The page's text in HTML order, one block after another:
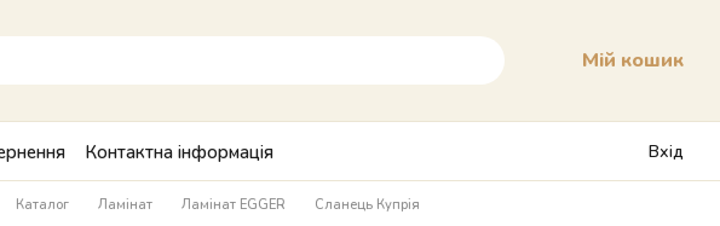
Мій кошик
Контактна інформація Вхід
Каталог Ламінат Ламінат EGGER Сланець Купрія